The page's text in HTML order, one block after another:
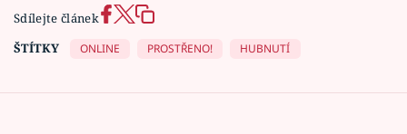
Sdílejte článek
ŠTÍTKY
ONLINE PROSTŘENO! HUBNUTÍ